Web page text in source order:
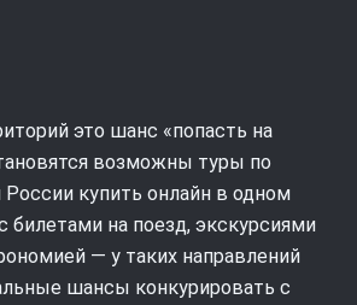
это шанс «попасть на
возможны туры по
купить онлайн в одном
билетами на поезд, экскурсиями
— у таких направлений
шансы конкурировать с